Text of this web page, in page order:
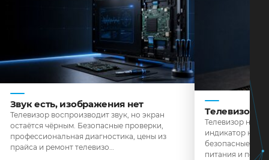
Звук есть, изображения нет
Телевизор воспроизводит звук, но экран
остаётся чёрным. Безопасные проверки,
профессиональная диагностика, цены из
прайса и ремонт телевизо…
Телевизор
Телевизор не
индикатор не
безопасные
питания и